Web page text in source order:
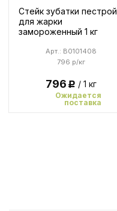
Стейк зубатки пестрой
для жарки
замороженный 1 кг
796 р/кг
Арт.: B0101408
796Р / 1 кг
Ожидается
поставка